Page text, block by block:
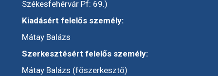
Székesfehérvár Pf: 69.)
Kiadásért felelős személy:
Mátay Balázs
Szerkesztésért felelős személy:
Mátay Balázs (főszerkesztő)